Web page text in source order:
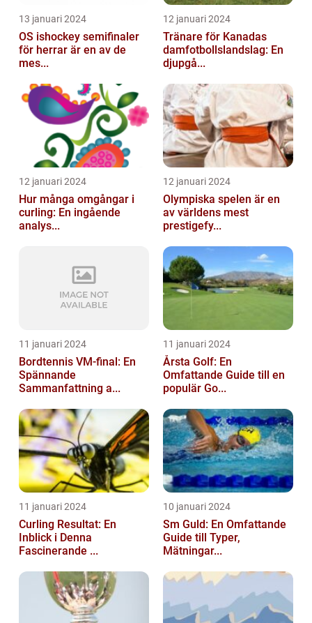
13 januari 2024
OS ishockey semifinaler
för herrar är en av de
mes...
12 januari 2024
Tränare för Kanadas
damfotbollslandslag: En
djupgå...
12 januari 2024
Hur många omgångar i
curling: En ingående
analys...
12 januari 2024
Olympiska spelen är en
av världens mest
prestigefy...
11 januari 2024
Bordtennis VM-final: En
Spännande
Sammanfattning a...
11 januari 2024
Årsta Golf: En
Omfattande Guide till en
populär Go...
11 januari 2024
Curling Resultat: En
Inblick i Denna
Fascinerande ...
10 januari 2024
Sm Guld: En Omfattande
Guide till Typer,
Mätningar...